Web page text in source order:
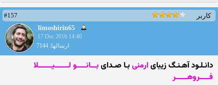
کاربر
#157
limoshirin65
17 Dec 2016 14:40
ارسالها: 7144
دانـلـود آهـنـگ زیبایارمنیبـا صـدایبـــانـــــو لـــــــیـــــــلا
فـــــروهــــــر